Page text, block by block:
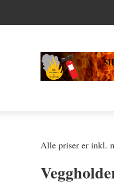
Alle priser er inkl.